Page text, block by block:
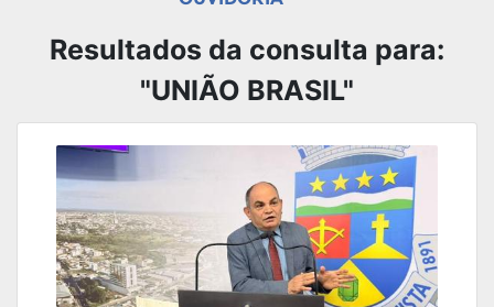
Resultados da consulta para:
"UNIÃO BRASIL"